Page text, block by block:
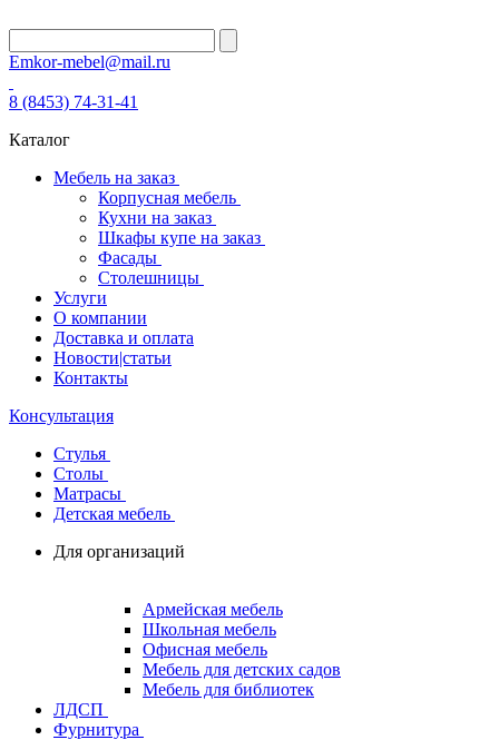
Emkor-mebel@mail.ru
8 (8453) 74-31-41
Каталог
Мебель на заказ
Корпусная мебель
Кухни на заказ
Шкафы купе на заказ
Фасады
Столешницы
Услуги
О компании
Доставка и оплата
Новости|статьи
Контакты
Консультация
Стулья
Столы
Матрасы
Детская мебель
Для организаций
Армейская мебель
Школьная мебель
Офисная мебель
Мебель для детских садов
Мебель для библиотек
ЛДСП
Фурнитура